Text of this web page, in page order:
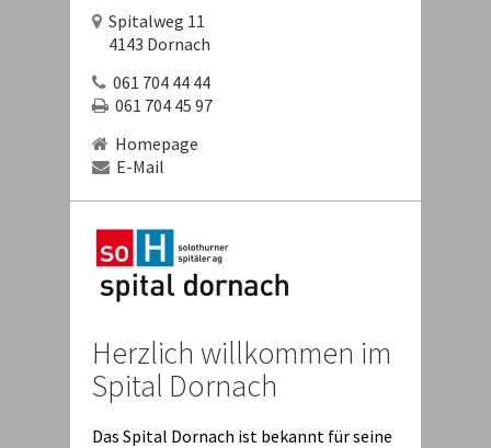
Spitalweg 11
4143 Dornach
061 704 44 44
061 704 45 97
Homepage
E-Mail
Herzlich willkommen im
Spital Dornach
Das Spital Dornach ist bekannt für seine